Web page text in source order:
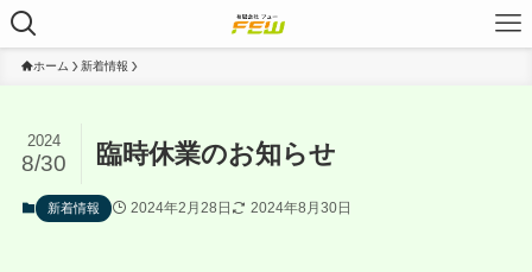
ホーム 新着情報
臨時休業のお知らせ
2024
8/30
新着情報 2024年2月28日 2024年8月30日